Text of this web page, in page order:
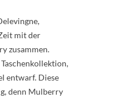
mit der
zusammen.
entwarf. Diese
denn Mulberry